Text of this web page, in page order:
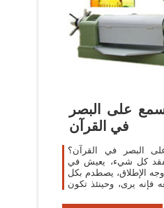
على البصر
في القرآن
البصر في القرآن؟
كل شيء، يعيش في
الإطلاق، يصطدم بكل
يرى، وحينئذ تكون